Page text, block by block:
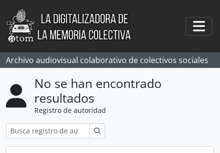
Skip to main content
Archivo audiovisual colaborativo de colectivos sociales
No se han encontrado
resultados
Registro de autoridad